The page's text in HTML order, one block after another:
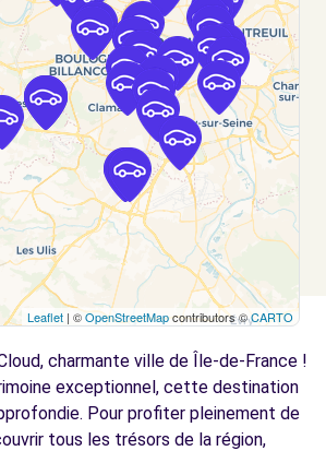
- SHIFTLINE - PUTEAUX
4.8 km
- S&You - PARIS PORTE DE 5.6
km
LEFEBVRE
Leaflet | ©OpenStreetMapcontributors ©CARTO
charmante ville de Île-de-France !
exceptionnel, cette destination
Pour profiter pleinement de
tous les trésors de la région,